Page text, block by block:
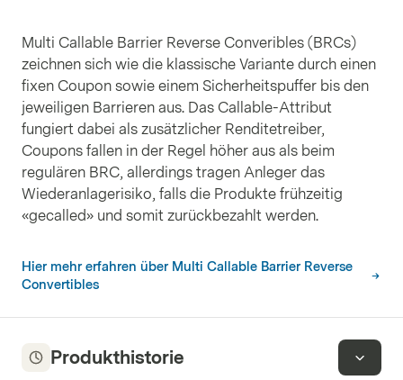
Multi Callable Barrier Reverse Converibles (BRCs)
zeichnen sich wie die klassische Variante durch einen
fixen Coupon sowie einem Sicherheitspuffer bis den
jeweiligen Barrieren aus. Das Callable-Attribut
fungiert dabei als zusätzlicher Renditetreiber,
Coupons fallen in der Regel höher aus als beim
regulären BRC, allerdings tragen Anleger das
Wiederanlagerisiko, falls die Produkte frühzeitig
«gecalled» und somit zurückbezahlt werden.
Hier mehr erfahren über Multi Callable Barrier Reverse
Convertibles
Produkthistorie